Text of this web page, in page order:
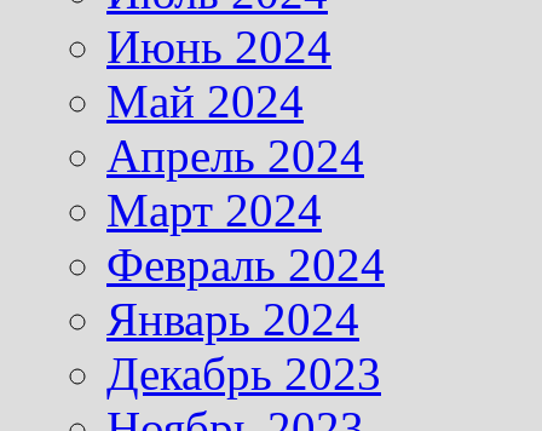
Июнь 2024
Май 2024
Апрель 2024
Март 2024
Февраль 2024
Январь 2024
Декабрь 2023